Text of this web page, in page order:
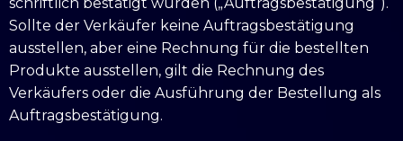
Sollte der Verkäufer keine Auftragsbestätigung
ausstellen, aber eine Rechnung für die bestellten
Produkte ausstellen, gilt die Rechnung des
Verkäufers oder die Ausführung der Bestellung als
Auftragsbestätigung.